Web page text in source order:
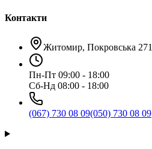
Контакти
Житомир, Покровська 271
Пн-Пт 09:00 - 18:00
Сб-Нд 08:00 - 18:00
(067) 730 08 09(050) 730 08 09